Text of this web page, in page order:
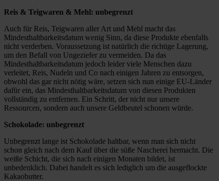
Reis & Teigwaren & Mehl: unbegrenzt
Auch für Reis, Teigwaren aller Art und Mehl macht das
Mindesthaltbarkeitsdatum wenig Sinn, da diese Produkte ebenfalls
nicht verderben. Voraussetzung ist natürlich die richtige Lagerung,
um den Befall von Ungeziefer zu vermeiden. Da das
Mindesthaltbarkeitsdatum jedoch leider viele Menschen dazu
verleitet, Reis, Nudeln und Co nach einigen Jahren zu entsorgen,
obwohl das gar nicht nötig wäre, setzen sich nun einige EU-Länder
dafür ein, das Mindesthaltbarkeitsdatum von diesen Produkten
vollständig zu entfernen. Ein Schritt, der nicht nur unsere
Ressourcen, sondern auch unsere Geldbeutel schonen würde.
Schokolade: unbegrenzt
Unbegrenzt lange ist Schokolade haltbar, wenn man sich nicht
schon gleich nach dem Kauf über die süße Nascherei hermacht. Die
weiße Schicht, die sich nach einigen Monaten bildet, ist
unbedenklich. Dabei handelt es sich lediglich um die ausgeflockte
Kakaobutter.